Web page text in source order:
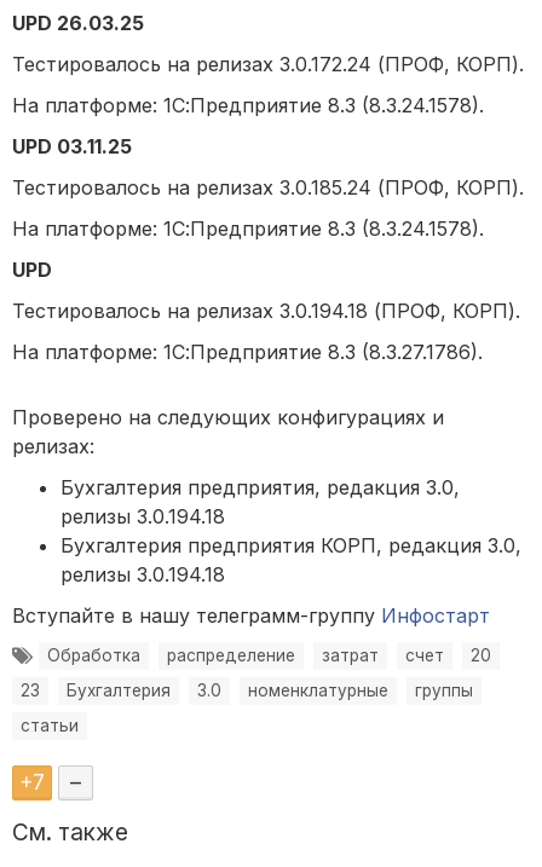
UPD 26.03.25
Тестировалось на релизах 3.0.172.24 (ПРОФ, КОРП).
На платформе: 1С:Предприятие 8.3 (8.3.24.1578).
UPD 03.11.25
Тестировалось на релизах 3.0.185.24 (ПРОФ, КОРП).
На платформе: 1С:Предприятие 8.3 (8.3.24.1578).
UPD
Тестировалось на релизах 3.0.194.18 (ПРОФ, КОРП).
На платформе: 1С:Предприятие 8.3 (8.3.27.1786).
Проверено на следующих конфигурациях и
релизах:
Бухгалтерия предприятия, редакция 3.0,
релизы 3.0.194.18
Бухгалтерия предприятия КОРП, редакция 3.0,
релизы 3.0.194.18
Вступайте в нашу телеграмм-группу Инфостарт
Обработка распределение затрат счет
20
23
Бухгалтерия 3.0 номенклатурные
группы
статьи
+7 –
См. также